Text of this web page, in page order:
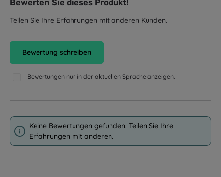
Durchschnittliche Bewertung von 0 von 5 Sternen
Bewerten Sie dieses Produkt!
Teilen Sie Ihre Erfahrungen mit anderen Kunden.
Bewertung schreiben
Bewertungen nur in der aktuellen Sprache anzeigen.
Keine Bewertungen gefunden. Teilen Sie Ihre
Erfahrungen mit anderen.